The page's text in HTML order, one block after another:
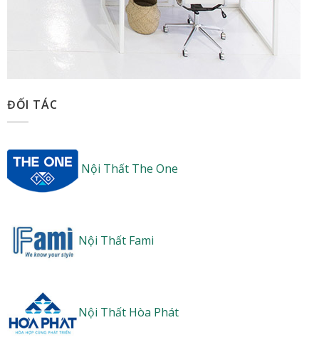
ĐỐI TÁC
Nội Thất The One
Nội Thất Fami
Nội Thất Hòa Phát